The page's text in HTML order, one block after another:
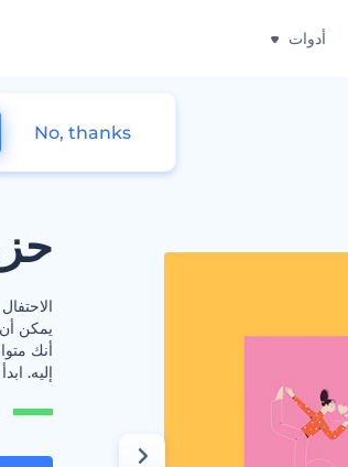
أدوات
يمكن
أنك
إليه.
No, thanks